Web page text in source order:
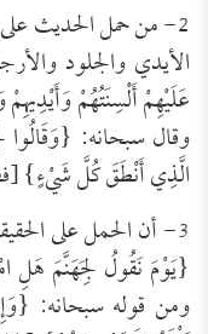
2- من حمل الحديث على
الأيدي والجلود
وقال سبحانه: {وَقَالُوا
الَّذِي أَنْطَقَ كُلَّ شَيْءٍ}
3- أن الحمل على
ومن قوله سبحانه: